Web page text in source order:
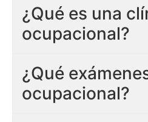
¿Qué es una
ocupacional?
¿Qué
ocupacional?